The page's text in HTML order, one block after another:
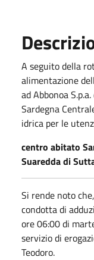
A seguito della
alimentazione
ad Abbonoa
Sardegna
idrica per le
centro abitato
Suaredda di
Si rende noto
condotta di
ore 06:00 di
servizio di
Teodoro.